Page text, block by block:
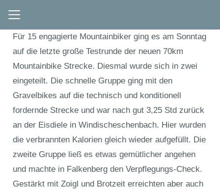
Für 15 engagierte Mountainbiker ging es am Sonntag
auf die letzte große Testrunde der neuen 70km
Mountainbike Strecke. Diesmal wurde sich in zwei
eingeteilt. Die schnelle Gruppe ging mit den
Gravelbikes auf die technisch und konditionell
fordernde Strecke und war nach gut 3,25 Std zurück
an der Eisdiele in Windischeschenbach. Hier wurden
die verbrannten Kalorien gleich wieder aufgefüllt. Die
zweite Gruppe ließ es etwas gemütlicher angehen
und machte in Falkenberg den Verpflegungs-Check.
Gestärkt mit Zoigl und Brotzeit erreichten aber auch